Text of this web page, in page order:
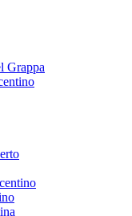
Grappa